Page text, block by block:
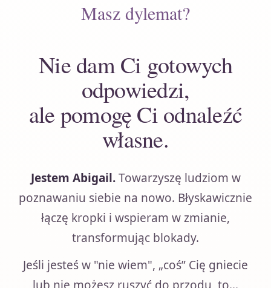
Masz dylemat?
Nie dam Ci gotowych
odpowiedzi,
ale pomogę Ci odnaleźć
własne.
Jestem Abigail.Towarzyszę ludziom w
poznawaniu siebie na nowo. Błyskawicznie
łączę kropki i wspieram w zmianie,
transformując blokady.
Jeśli jesteś w "nie wiem", „coś” Cię gniecie